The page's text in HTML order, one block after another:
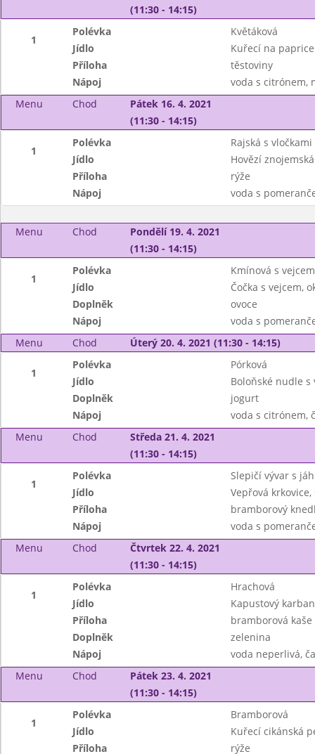
(11:30 - 14:15)
1
Polévka
Květáková
Jídlo
Kuřecí na paprice
Příloha
těstoviny
Nápoj
voda s citrónem,
Menu
Chod
Pátek 16. 4. 2021
(11:30 - 14:15)
1
Polévka
Rajská s vločkami
Jídlo
Hovězí
Příloha
rýže
Nápoj
voda s
Menu Chod
Pondělí 19. 4. 2021
(11:30 - 14:15)
1
Polévka
Kmínová s vejcem
Jídlo
Čočka s vejcem,
Doplněk
ovoce
Nápoj
voda s
Menu
Chod Úterý 20. 4. 2021 (11:30 - 14:15)
1
Polévka
Pórková
Jídlo
Boloňské nudle s
Doplněk
jogurt
Nápoj
voda s citrónem,
Menu
Chod
Středa 21. 4. 2021
(11:30 - 14:15)
1
Polévka
Slepičí vývar s
Jídlo
Vepřová
Příloha
bramborový
Nápoj
voda s
Menu
Chod
Čtvrtek 22. 4. 2021
(11:30 - 14:15)
1
Polévka
Hrachová
Jídlo
Kapustový
Příloha
bramborová kaše
Doplněk
zelenina
Nápoj
voda neperlivá,
Menu
Chod
Pátek 23. 4. 2021
(11:30 - 14:15)
1
Polévka
Bramborová
Jídlo
Kuřecí cikánská
Příloha
rýže